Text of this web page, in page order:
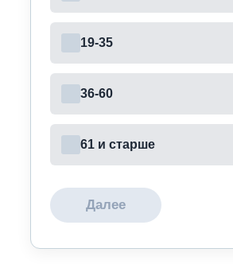
19-35
36-60
61 и старше
Далее